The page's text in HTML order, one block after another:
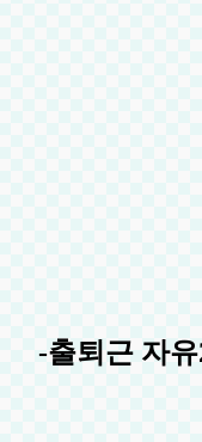
-출퇴근 자